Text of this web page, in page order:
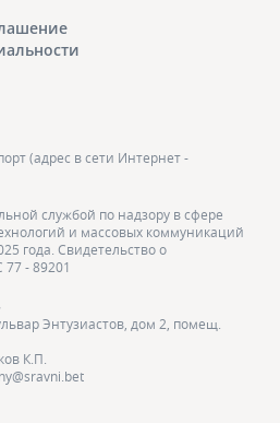
(адрес в сети Интернет -
службой по надзору в сфере
и массовых коммуникаций
года. Свидетельство о
- 89201
Энтузиастов, дом 2, помещ.
К.П.